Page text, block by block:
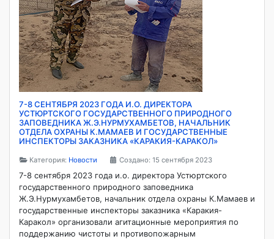
7-8 СЕНТЯБРЯ 2023 ГОДА И.О. ДИРЕКТОРА
УСТЮРТСКОГО ГОСУДАРСТВЕННОГО ПРИРОДНОГО
ЗАПОВЕДНИКА Ж.Э.НУРМУХАМБЕТОВ, НАЧАЛЬНИК
ОТДЕЛА ОХРАНЫ К.МАМАЕВ И ГОСУДАРСТВЕННЫЕ
ИНСПЕКТОРЫ ЗАКАЗНИКА «КАРАКИЯ-КАРАКОЛ»
Категория: Новости Создано: 15 сентября 2023
7-8 сентября 2023 года и.о. директора Устюртского
государственного природного заповедника
Ж.Э.Нурмухамбетов, начальник отдела охраны К.Мамаев и
государственные инспекторы заказника «Каракия-
Каракол» организовали агитационные мероприятия по
поддержанию чистоты и противопожарным